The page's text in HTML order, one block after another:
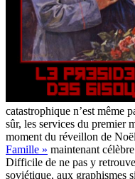
catastrophique n’est même
sûr, les services du premier
moment du réveillon de
Famille » maintenant
Difficile de ne pas y
soviétique, aux graphismes